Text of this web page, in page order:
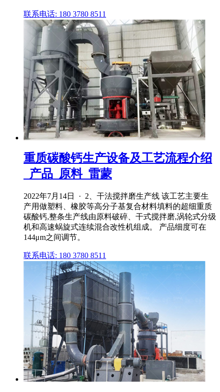
联系电话: 180 3780 8511
重质碳酸钙生产设备及工艺流程介绍
_产品_原料_雷蒙
2022年7月14日 · 2、干法搅拌磨生产线 该工艺主要生
产用做塑料、橡胶等高分子基复合材料填料的超细重质
碳酸钙,整条生产线由原料破碎、干式搅拌磨,涡轮式分级
机和高速蜗旋式连续混合改性机组成。 产品细度可在
144μm之间调节。
联系电话: 180 3780 8511